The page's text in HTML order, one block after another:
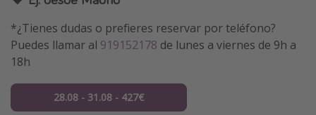
*¿Tienes dudas o prefieres reservar por teléfono?
Puedes llamar al 919152178 de lunes a viernes de 9h a
18h
28.08 - 31.08 - 427€